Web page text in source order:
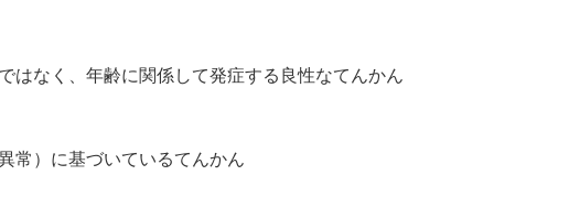
はなく、年齢に関係して発症する良性なてんかん
常）に基づいているてんかん